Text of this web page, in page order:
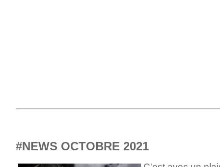
#NEWS OCTOBRE 2021